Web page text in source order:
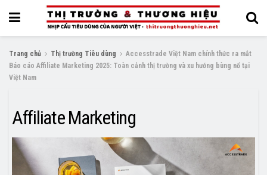
Trang chủ Thị trường Tiêu dùng
Accesstrade Việt Nam chính thức ra mắt
Báo cáo Affiliate Marketing 2025: Toàn cảnh thị trường và xu hướng bùng nổ tại
Việt Nam
Affiliate Marketing